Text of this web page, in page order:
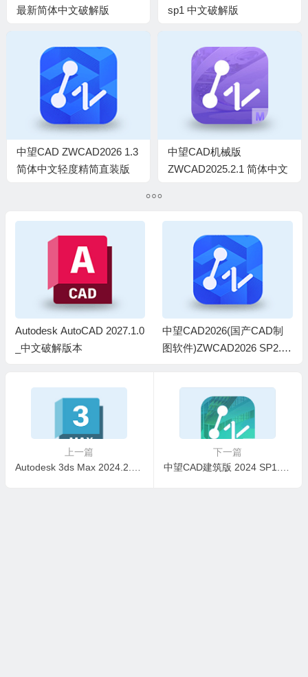
最新简体中文破解版
sp1 中文破解版
中望CAD ZWCAD2026 1.3
简体中文轻度精简直装版
中望CAD机械版
ZWCAD2025.2.1 简体中文
Autodesk AutoCAD 2027.1.0
_中文破解版本
中望CAD2026(国产CAD制
图软件)ZWCAD2026 SP2.0
上一篇
Autodesk 3ds Max 2024.2.0.00 3DSMAX多语言破解版
下一篇
中望CAD建筑版 2024 SP1.3 最新简体中文破解版